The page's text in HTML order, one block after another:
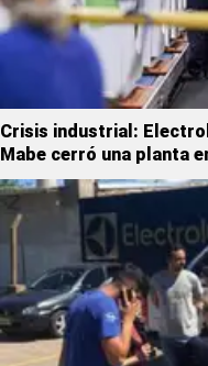
Crisis industrial:
Mabe cerró una planta